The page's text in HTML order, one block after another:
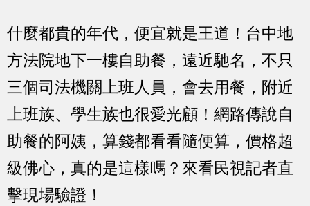
什麼都貴的年代，便宜就是王道！台中地
方法院地下一樓自助餐，遠近馳名，不只
三個司法機關上班人員，會去用餐，附近
上班族、學生族也很愛光顧！網路傳說自
助餐的阿姨，算錢都看看隨便算，價格超
級佛心，真的是這樣嗎？來看民視記者直
擊現場驗證！